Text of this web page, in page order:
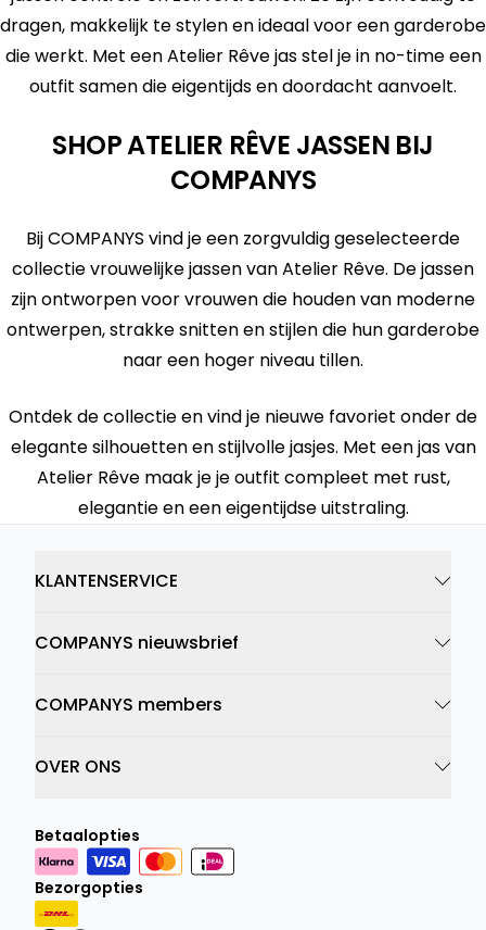
dragen, makkelijk te stylen en ideaal voor een garderobe
die werkt. Met een Atelier Rêve jas stel je in no-time een
outfit samen die eigentijds en doordacht aanvoelt.
SHOP ATELIER RÊVE JASSEN BIJ
COMPANYS
Bij COMPANYS vind je een zorgvuldig geselecteerde
collectie vrouwelijke jassen van Atelier Rêve. De jassen
zijn ontworpen voor vrouwen die houden van moderne
ontwerpen, strakke snitten en stijlen die hun garderobe
naar een hoger niveau tillen.
Ontdek de collectie en vind je nieuwe favoriet onder de
elegante silhouetten en stijlvolle jasjes. Met een jas van
Atelier Rêve maak je je outfit compleet met rust,
elegantie en een eigentijdse uitstraling.
KLANTENSERVICE
COMPANYS nieuwsbrief
COMPANYS members
OVER ONS
Betaalopties
Bezorgopties